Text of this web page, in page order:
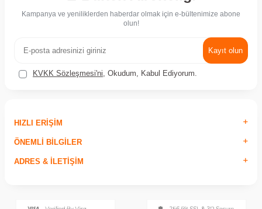
Kampanya ve yeniliklerden haberdar olmak için e-bültenimize abone
olun!
Kayıt olun
KVKK Sözleşmesi'ni, Okudum, Kabul Ediyorum.
HIZLI ERIŞIM
ÖNEMLI BILGILER
ADRES & İLETIŞIM